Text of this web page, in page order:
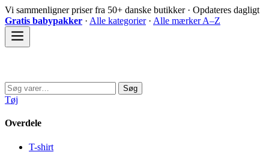
Spring
til
indhold
Vi sammenligner priser fra 50+ danske butikker · Opdateres dagligt
Gratis babypakker · Alle kategorier· Alle mærker A–Z
Søg
efter:
Søg
Tøj
Overdele
T-shirt